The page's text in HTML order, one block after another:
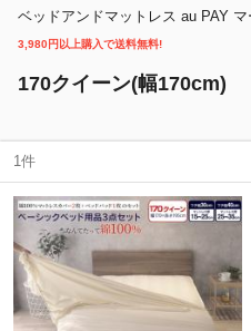
ベッドアンドマットレス au PAY
3,980円以上購入で送料無料!
170クイーン(幅170cm)
1件
Pontaパス特典対象すべて
除外ワード
Pontaパス特典対象すべて
除外ワード